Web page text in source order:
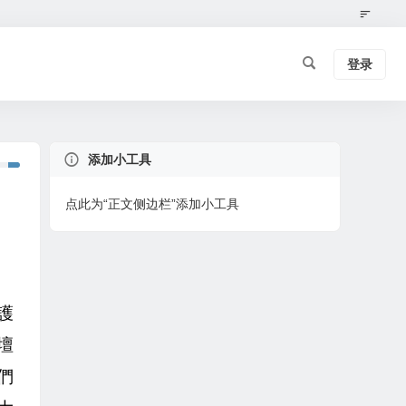
登录
添加小工具
点此为“正文侧边栏”添加小工具